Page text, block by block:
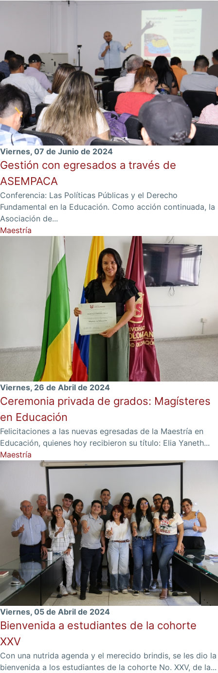
Viernes, 07 de Junio de 2024
Gestión con egresados a través de
ASEMPACA
Conferencia: Las Políticas Públicas y el Derecho
Fundamental en la Educación. Como acción continuada, la
Asociación de...
Maestría
Viernes, 26 de Abril de 2024
Ceremonia privada de grados: Magísteres
en Educación
Felicitaciones a las nuevas egresadas de la Maestría en
Educación, quienes hoy recibieron su título: Elia Yaneth...
Maestría
Viernes, 05 de Abril de 2024
Bienvenida a estudiantes de la cohorte
XXV
Con una nutrida agenda y el merecido brindis, se les dio la
bienvenida a los estudiantes de la cohorte No. XXV, de la...